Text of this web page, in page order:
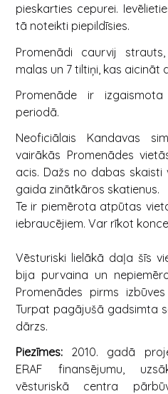
pieskarties cepurei.
tā noteikti piepildīsies.
Promenādi caurvij
malas un 7 tiltiņi, kas aicināt
Promenāde ir
periodā.
Neoficiālais Kandavas
vairākās Promenādes
acis. Dažs no dabas
gaida zinātkāros skatienus.
Te ir piemērota atpūtas
iebraucējiem. Var rīkot
Vēsturiski lielākā daļa šīs
bija purvaina un
Promenādes pirms
Turpat pagājušā gadsimta
dārzs.
Piezīmes:2010. gadā
ERAF finansējumu,
vēsturiskā centra